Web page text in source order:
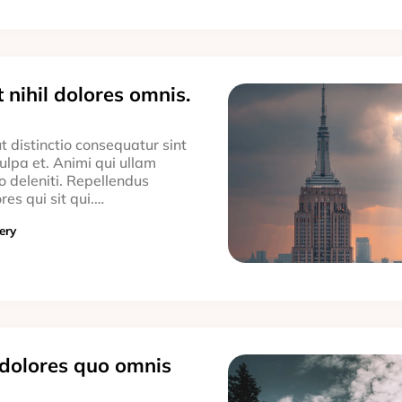
nihil dolores omnis.
distinctio consequatur sint
et. Animi qui ullam
deleniti. Repellendus
qui sit qui.…
quo omnis